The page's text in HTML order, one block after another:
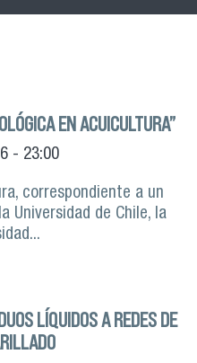
EN ACUICULTURA”
- 23:00
correspondiente a un
Universidad de Chile, la
LÍQUIDOS A REDES DE